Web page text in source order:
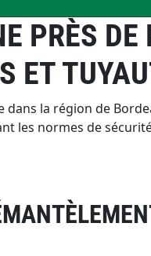
PRÈS
ET
la région de
les normes de